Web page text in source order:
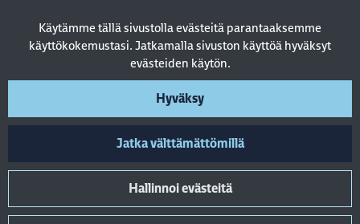
Käytämme tällä sivustolla evästeitä parantaaksemme
käyttökokemustasi. Jatkamalla sivuston käyttöä hyväksyt
evästeiden käytön.
Hyväksy
Jatka välttämättömillä
Hallinnoi evästeitä
Tietosuojaseloste
Usein kysytyt kysymykset
Seuraa sosiaalisessa mediassa